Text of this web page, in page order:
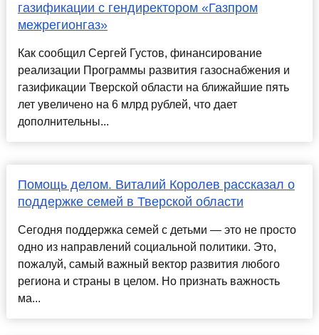
газификации с гендиректором «Газпром
межрегионгаз»
Как сообщил Сергей Густов, финансирование
реализации Программы развития газоснабжения и
газификации Тверской области на ближайшие пять
лет увеличено на 6 млрд рублей, что дает
дополнительны...
Помощь делом. Виталий Королев рассказал о
поддержке семей в Тверской области
Сегодня поддержка семей с детьми — это не просто
одно из направлений социальной политики. Это,
пожалуй, самый важный вектор развития любого
региона и страны в целом. Но признать важность
ма...